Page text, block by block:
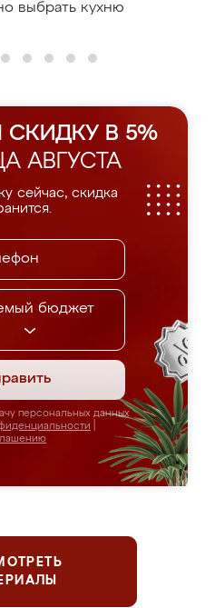
выбрать кухню
В 5%
АВГУСТА
сейчас, скидка
бюджет
персональных данных